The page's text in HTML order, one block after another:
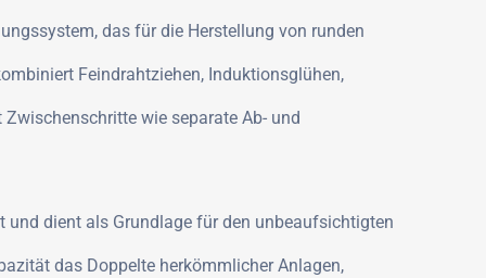
das für die Herstellung von runden
Feindrahtziehen, Induktionsglühen,
wie separate Ab- und
dient als Grundlage für den unbeaufsichtigten
das Doppelte herkömmlicher Anlagen,